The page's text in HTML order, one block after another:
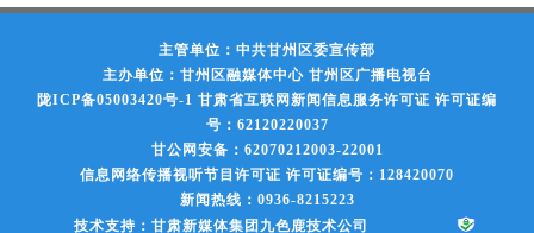
主管单位：中共甘州区委宣传部
主办单位：甘州区融媒体中心 甘州区广播电视台
陇ICP备05003420号-1 甘肃省互联网新闻信息服务许可证 许可证编
号：62120220037
甘公网安备：62070212003-22001
信息网络传播视听节目许可证 许可证编号：128420070
新闻热线：0936-8215223
技术支持：甘肃新媒体集团九色鹿技术公司